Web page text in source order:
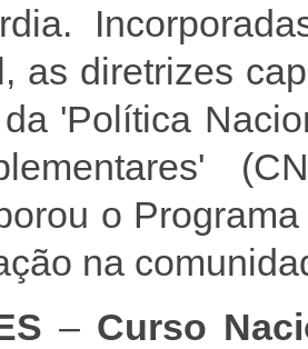
as diretrizes
'Política
o
na
– Curso